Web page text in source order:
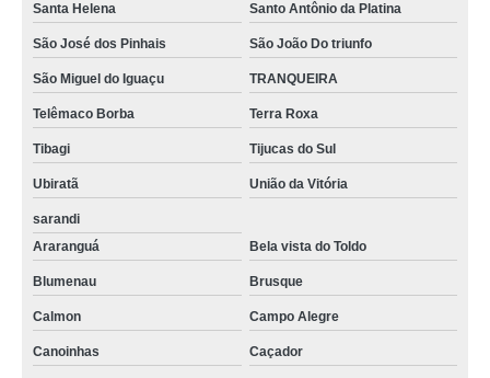
Santa Helena Santo Antônio da Platina
São José dos Pinhais São João Do triunfo
São Miguel do Iguaçu TRANQUEIRA
Telêmaco Borba Terra Roxa
Tibagi Tijucas do Sul
Ubiratã União da Vitória
sarandi
Araranguá
Bela vista do Toldo
Blumenau Brusque
Calmon Campo Alegre
Canoinhas Caçador